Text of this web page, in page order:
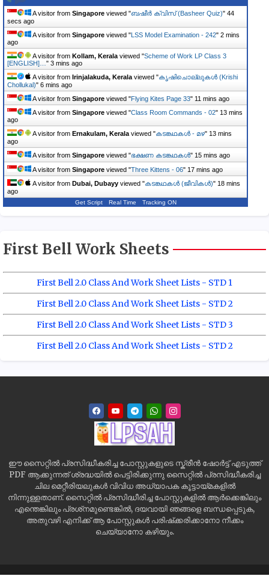
A visitor from Singapore viewed "ബഷീർ ക്വിസ് (Basheer Quiz)" 45
secs ago
A visitor from Singapore viewed " LSS Model Examination - 242" 3 mins
ago
A visitor from Kollam, Kerala viewed "Scheme of Work LP Class 3
[ENGLISH]… " 3 mins ago
A visitor from Irinjalakuda, Kerala viewed "കൃഷിചൊല്ലുകൾ (Krishi
Chollukal)" 6 mins ago
A visitor from Singapore viewed "Flying Kites Page 33" 11 mins ago
A visitor from Singapore viewed "Class Room Commands - 02" 13 mins
ago
A visitor from Ernakulam, Kerala viewed "കടങ്കഥകൾ - മഴ" 13 mins
ago
A visitor from Singapore viewed "ഭക്ഷണ കടങ്കഥകൾ" 15 mins ago
A visitor from Singapore viewed "Three Kittens - 06" 17 mins ago
A visitor from Dubai, Dubayy viewed "കടങ്കഥകള്‍ (ജീവികൾ)" 18 mins
ago
Get Script Real Time Tracking ON
First Bell Work Sheets
First Bell 2.0 Class And Work Sheet Lists - STD 1
First Bell 2.0 Class And Work Sheet Lists - STD 2
First Bell 2.0 Class And Work Sheet Lists - STD 3
First Bell 2.0 Class And Work Sheet Lists - STD 2
ഈ സൈറ്റിൽ പ്രസിദ്ധീകരിച്ച പോസ്റ്റുകളുടെ സ്ക്രീൻ ഷോർട്ട് എടുത്ത്
PDF ആക്കുന്നത് ശ്രദ്ധയിൽ പെട്ടിരിക്കുന്നു സൈറ്റിൽ പ്രസിദ്ധീകരിച്ച
ചില മെറ്റീരിയലുകൾ വിവിധ അധ്യാപക കൂട്ടായ്മകളിൽ
നിന്നുള്ളതാണ്. സൈറ്റിൽ പ്രസിദ്ധീരിച്ച പോസ്റ്റുകളിൽ ആർക്കെങ്കിലും
എന്തെങ്കിലും പ്രശ്‌നമുണ്ടെങ്കിൽ, ദയവായി ഞങ്ങളെ ബന്ധപ്പെടുക,
അതുവഴി എനിക്ക് ആ പോസ്റ്റുകൾ പരിഷ്‌ക്കരിക്കാനോ നീക്കം
ചെയ്യാനോ കഴിയും.